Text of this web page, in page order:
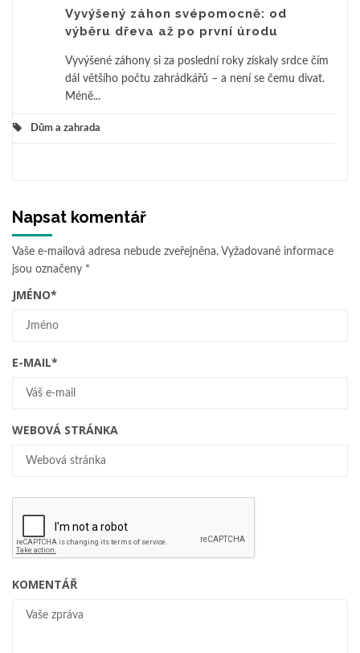
Vyvýšený záhon svépomocně: od
výběru dřeva až po první úrodu
Vyvýšené záhony si za poslední roky získaly srdce čím
dál většího počtu zahrádkářů – a není se čemu divat.
Méně...
Dům a zahrada
Napsat komentář
Vaše e-mailová adresa nebude zveřejněna. Vyžadované informace
jsou označeny *
JMÉNO*
E-MAIL*
WEBOVÁ STRÁNKA
KOMENTÁŘ